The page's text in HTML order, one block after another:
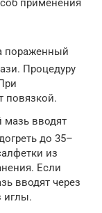
применения
пораженный
Процедуру
повязкой.
мазь вводят
до 35–
из
Если
вводят через
иглы.